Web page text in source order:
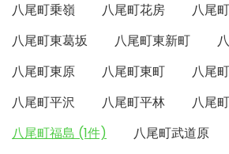
八尾町乗嶺
八尾町花房
八尾
八尾町東葛坂
八尾町東新町
八尾町東原
八尾町東町
八尾
八尾町平沢
八尾町平林
八尾
八尾町福島 (1件)
八尾町武道原